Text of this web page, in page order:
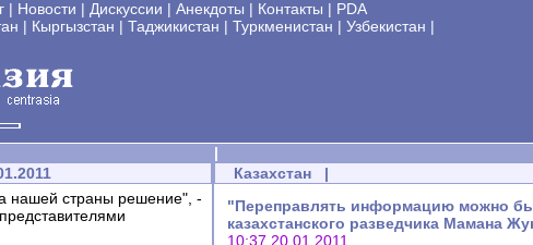
| Новости | Дискуссии | Анекдоты | Контакты | PDA
| Кыргызстан | Таджикистан | Туркменистан | Узбекистан |
|
нашей страны решение", -
Казахстан |
"Переправлять информацию можно
казахстанского разведчика Мамана
10:37 20.01.2011